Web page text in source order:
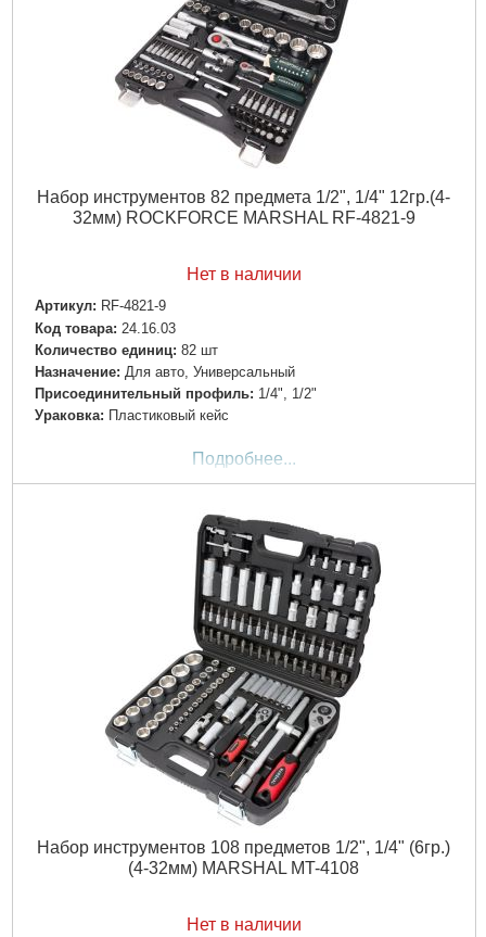
Набор инструментов 82 предмета 1/2", 1/4" 12гр.(4-
32мм) ROCKFORCE MARSHAL RF-4821-9
Нет в наличии
Артикул: RF-4821-9
Код товара: 24.16.03
Количество единиц: 82 шт
Назначение: Для авто, Универсальный
Пpиcoeдинитeльный пpoфиль: 1/4", 1/2"
Ураковка: Пластиковый кейс
Подробнее...
Набор инструментов 108 предметов 1/2", 1/4" (6гр.)
(4-32мм) MARSHAL MT-4108
Нет в наличии